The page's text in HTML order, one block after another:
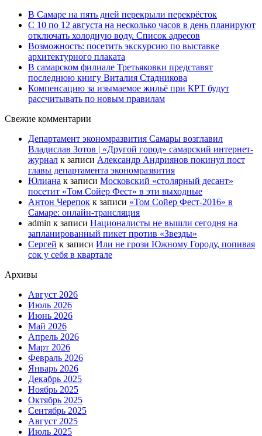
В Самаре на пять дней перекрыли перекрёсток
С 10 по 12 августа на несколько часов в день планируют
отключать холодную воду. Список адресов
Возможность: посетить экскурсию по выставке
архитектурного плаката
В самарском филиале Третьяковки представят
последнюю книгу Виталия Стадникова
Компенсацию за изымаемое жильё при КРТ будут
рассчитывать по новым правилам
Свежие комментарии
Департамент экономразвития Самары возглавил
Владислав Зотов | «Другой город» самарский интернет-
журнал к записи Александр Андриянов покинул пост
главы департамента экономразвития
Юлиана к записи Московский «столярный десант»
посетит «Том Сойер Фест» в эти выходные
Антон Черепок к записи «Том Сойер Фест-2016» в
Самаре: онлайн-трансляция
admin к записи Националисты не вышли сегодня на
запланированный пикет против «Звезды»
Сергей к записи Или не грози Южному Городу, попивая
сок у себя в квартале
Архивы
Август 2026
Июль 2026
Июнь 2026
Май 2026
Апрель 2026
Март 2026
Февраль 2026
Январь 2026
Декабрь 2025
Ноябрь 2025
Октябрь 2025
Сентябрь 2025
Август 2025
Июль 2025